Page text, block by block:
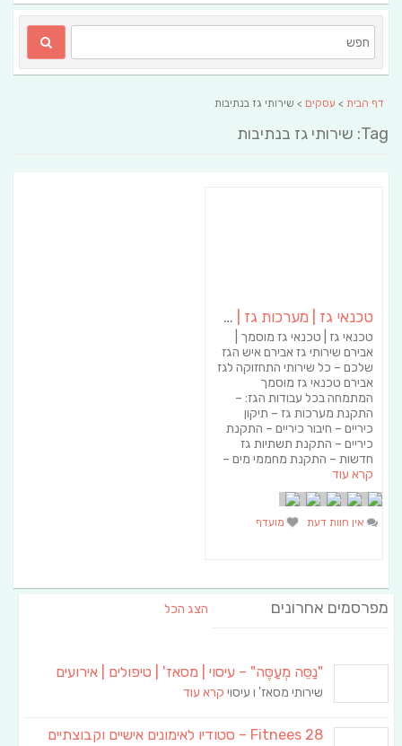
דף הבית > עסקים > שירותי גז בנתיבות
Tag: שירותי גז בנתיבות
טכנאי גז | מערכות גז | שירות לכיריים
טכנאי גז | טכנאי גז מוסמך |
אבירם שירותי גז אבירם איש הגז
שלכם – כל שירותי התחזוקה לגז
אבירם טכנאי גז מוסמך
המתמחה בכל עבודות הגז: –
התקנת מערכות גז – תיקון
כיריים – חיבור כיריים – התקנת
כיריים – התקנת תשתיות גז
חדשות – התקנת מחממי מים –
קרא עוד
אין חוות דעת מועדף
מפרסמים אחרונים הצג הכל
"נַסֵּה מְעַסֶּה" – עיסוי | מסאז' | טיפולים | אירועים
שירותי מסאז' ו עיסוי קרא עוד
Fitnees 28 – סטודיו לאימונים אישיים וקבוצתיים